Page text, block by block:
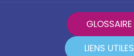
GLOSSAIRE
LIENS UTILES